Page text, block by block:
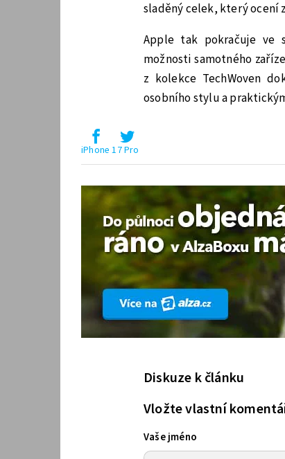
sladěný celek, který ocení
Apple tak pokračuje ve
možnosti samotného
z kolekce TechWoven
osobního stylu a
iPhone 17 Pro
Diskuze k článku
Vložte vlastní
Vaše jméno